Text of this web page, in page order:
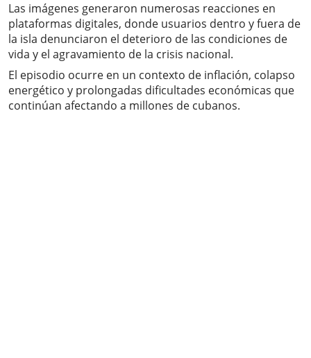
Las imágenes generaron numerosas reacciones en
plataformas digitales, donde usuarios dentro y fuera de
la isla denunciaron el deterioro de las condiciones de
vida y el agravamiento de la crisis nacional.
El episodio ocurre en un contexto de inflación, colapso
energético y prolongadas dificultades económicas que
continúan afectando a millones de cubanos.